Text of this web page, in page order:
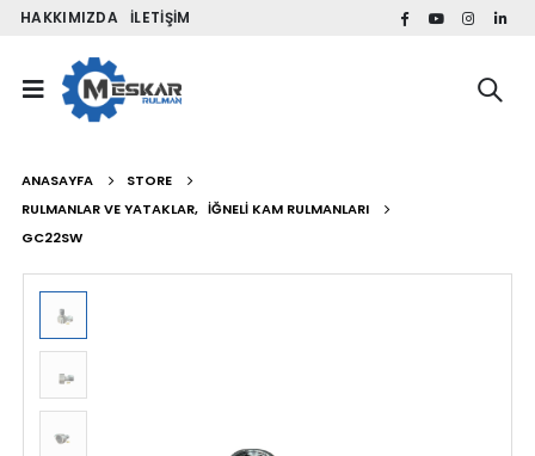
HAKKIMIZDA İLETIŞIM
ANASAYFA
STORE
RULMANLAR VE YATAKLAR, İĞNELI KAM RULMANLARI
GC22SW